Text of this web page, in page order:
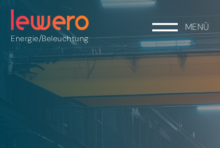
Energie/Beleuchtung
MENÜ